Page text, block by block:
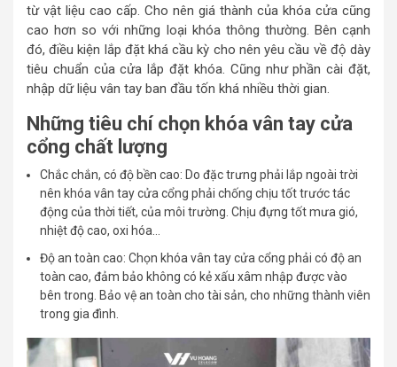
từ vật liệu cao cấp. Cho nên giá thành của khóa cửa cũng
cao hơn so với những loại khóa thông thường. Bên cạnh
đó, điều kiện lắp đặt khá cầu kỳ cho nên yêu cầu về độ dày
tiêu chuẩn của cửa lắp đặt khóa. Cũng như phần cài đặt,
nhập dữ liệu vân tay ban đầu tốn khá nhiều thời gian.
Những tiêu chí chọn khóa vân tay cửa
cổng chất lượng
Chắc chắn, có độ bền cao: Do đặc trưng phải lắp ngoài trời
nên khóa vân tay cửa cổng phải chống chịu tốt trước tác
động của thời tiết, của môi trường. Chịu đựng tốt mưa gió,
nhiệt độ cao, oxi hóa…
Độ an toàn cao: Chọn khóa vân tay cửa cổng phải có độ an
toàn cao, đảm bảo không có kẻ xấu xâm nhập được vào
bên trong. Bảo vệ an toàn cho tài sản, cho những thành viên
trong gia đình.